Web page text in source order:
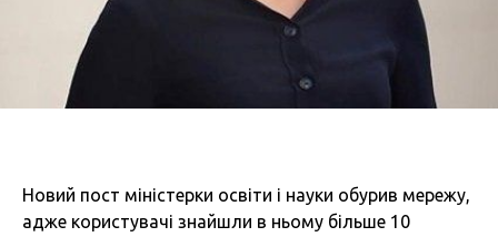
Новий пост міністерки освіти і науки обурив мережу,
адже користувачі знайшли в ньому більше 10